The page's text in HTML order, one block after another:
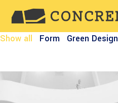
Show all Form Green Design